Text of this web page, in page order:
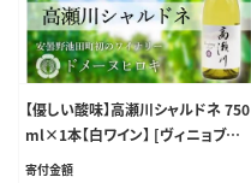
【優しい酸味】高瀬川シャルドネ 750
ml×1本【白ワイン】 [ヴィニョブル
安曇野 DOMAINE HIROKI 長野県
寄付金額